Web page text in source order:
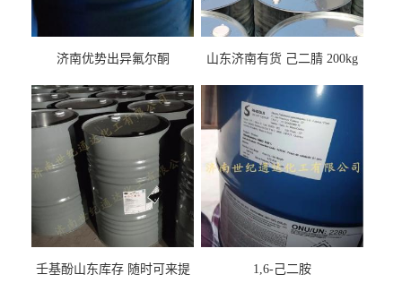
济南优势出异氟尔酮
山东济南有货 己二腈 200kg
壬基酚山东库存 随时可来提
1,6-己二胺